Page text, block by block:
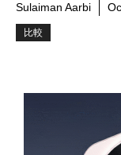
Sulaiman Aarbi
比較